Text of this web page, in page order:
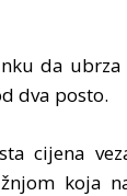
da
dva posto.
cijena
koja